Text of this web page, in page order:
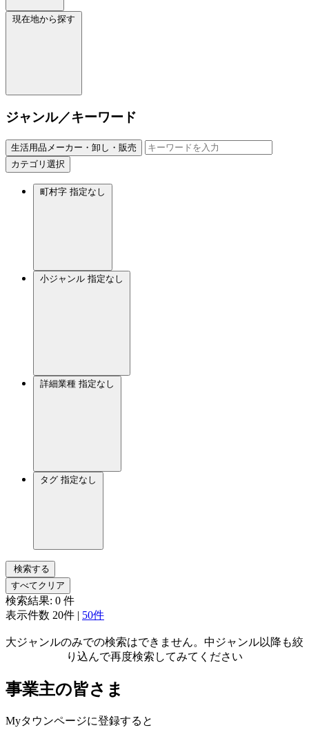
現在地から探す
ジャンル／キーワード
生活用品メーカー・卸し・販売
カテゴリ選択
町村字 指定なし
小ジャンル 指定なし
詳細業種 指定なし
タグ 指定なし
検索する
すべてクリア
検索結果: 0 件
表示件数 20件 | 50件
大ジャンルのみでの検索はできません。中ジャンル以降も絞
り込んで再度検索してみてください
事業主の皆さま
Myタウンページに登録すると